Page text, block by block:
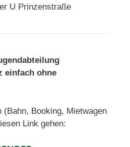
U Prinzenstraße
einfach ohne
(Bahn, Booking, Mietwagen
Link gehen: